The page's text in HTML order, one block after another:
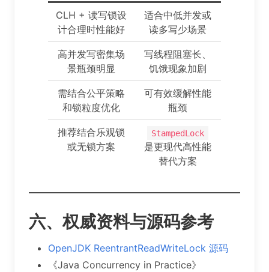
CLH + 读写锁设
计合理时性能好
适合中低并发或
读多写少场景
高并发写密集场
景瓶颈明显
写线程阻塞长、
饥饿现象加剧
需结合公平策略
和锁粒度优化
可有效缓解性能
瓶颈
推荐结合乐观锁
或无锁方案
StampedLock
是更现代高性能
替代方案
六、权威资料与源码参考
OpenJDK ReentrantReadWriteLock 源码
《Java Concurrency in Practice》